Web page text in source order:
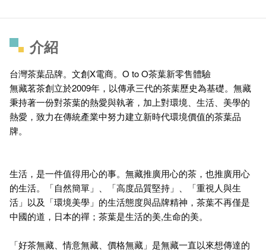
介紹
台灣茶葉品牌。文創X電商。O to O茶葉新零售體驗
無藏茗茶創立於2009年，以傳承三代的茶葉歷史為基礎。無藏
秉持著一份對茶葉的熱愛與執著，加上對環境、生活、美學的
熱愛，致力在傳統產業中努力建立新時代環境價值的茶葉品
牌。
生活，是一件值得用心的事。無藏推廣用心的茶，也推廣用心
的生活。「自然簡單」、「高度品質堅持」、「重視人與生
活」以及「環境美學」的生活態度與品牌精神，茶葉不再僅是
中國的道，日本的禪；茶葉是生活的美,生命的美。
「好茶無藏、情意無藏、價格無藏」是無藏一直以來想傳達的